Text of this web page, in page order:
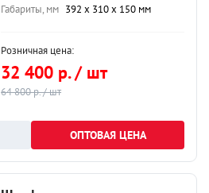
Габариты, мм 392 х 310 х 150 мм
Розничная цена:
32 400 р. / шт
64 800 р. / шт
ОПТОВАЯ ЦЕНА